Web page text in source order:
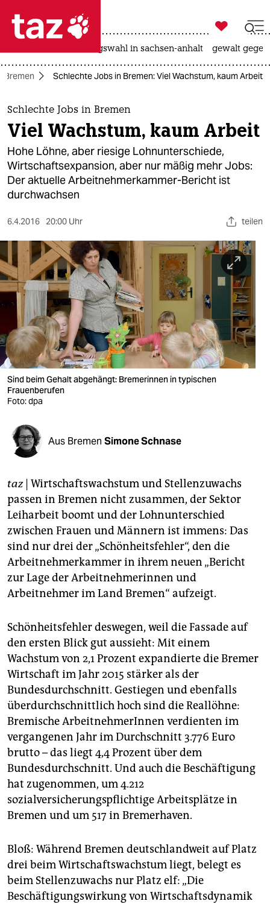
 taz zahl ich
taz zahl ich
themen
politik
öko
gesellschaft
kultur
sport
berlin
nord
wahrheit
verlag
verlag
veranstaltungen
shop
fragen & hilfe
abo
genossenschaft
epaper login

taz zahl ich
landtagswahl in sachsen-anhalt gewalt
Bremen Schlechte Jobs in Bremen: Viel Wachstum, kaum Arbeit
Schlechte Jobs in Bremen
Viel Wachstum, kaum Arbeit
Hohe Löhne, aber riesige Lohnunterschiede,
Wirtschaftsexpansion, aber nur mäßig mehr Jobs:
Der aktuelle Arbeitnehmerkammer-Bericht ist
durchwachsen
6.4.2016 20:00 Uhr teilen
Sind beim Gehalt abgehängt: Bremerinnen in typischen
Frauenberufen
Foto: dpa
Aus Bremen Simone Schnase
taz| Wirtschaftswachstum und Stellenzuwachs
passen in Bremen nicht zusammen, der Sektor
Leiharbeit boomt und der Lohnunterschied
zwischen Frauen und Männern ist immens: Das
sind nur drei der „Schönheitsfehler“, den die
Arbeitnehmerkammer in ihrem neuen „Bericht
zur Lage der Arbeitnehmerinnen und
Arbeitnehmer im Land Bremen“ aufzeigt.
Schönheitsfehler deswegen, weil die Fassade auf
den ersten Blick gut aussieht: Mit einem
Wachstum von 2,1 Prozent expandierte die Bremer
Wirtschaft im Jahr 2015 stärker als der
Bundesdurchschnitt. Gestiegen und ebenfalls
überdurchschnittlich hoch sind die Reallöhne:
Bremische ArbeitnehmerInnen verdienten im
vergangenen Jahr im Durchschnitt 3.776 Euro
brutto – das liegt 4,4 Prozent über dem
Bundesdurchschnitt. Und auch die Beschäftigung
hat zugenommen, um 4.212
sozialversicherungspflichtige Arbeitsplätze in
Bremen und um 517 in Bremerhaven.
Bloß: Während Bremen deutschlandweit auf Platz
drei beim Wirtschaftswachstum liegt, belegt es
beim Stellenzuwachs nur Platz elf: „Die
Beschäftigungswirkung von Wirtschaftsdynamik